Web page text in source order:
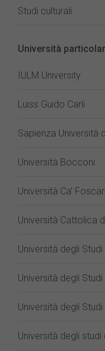
Studi culturali
Università
IULM University
Luiss Guido Carli
Sapienza Università
Università Bocconi
Università Ca’ Foscari
Università Cattolica
Università degli
Università degli Studi
Università degli
Università degli studi